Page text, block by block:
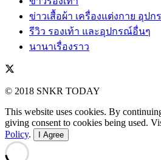
ข่าวเสื้อผ้า เครื่องแต่งกาย อุป
รีวิว รองเท้า และอุปกรณ์อื่นๆ
นานาเรื่องราว
© 2018 SNKR TODAY
This website uses cookies. By
giving consent to cookies being used.
Policy. I Agree